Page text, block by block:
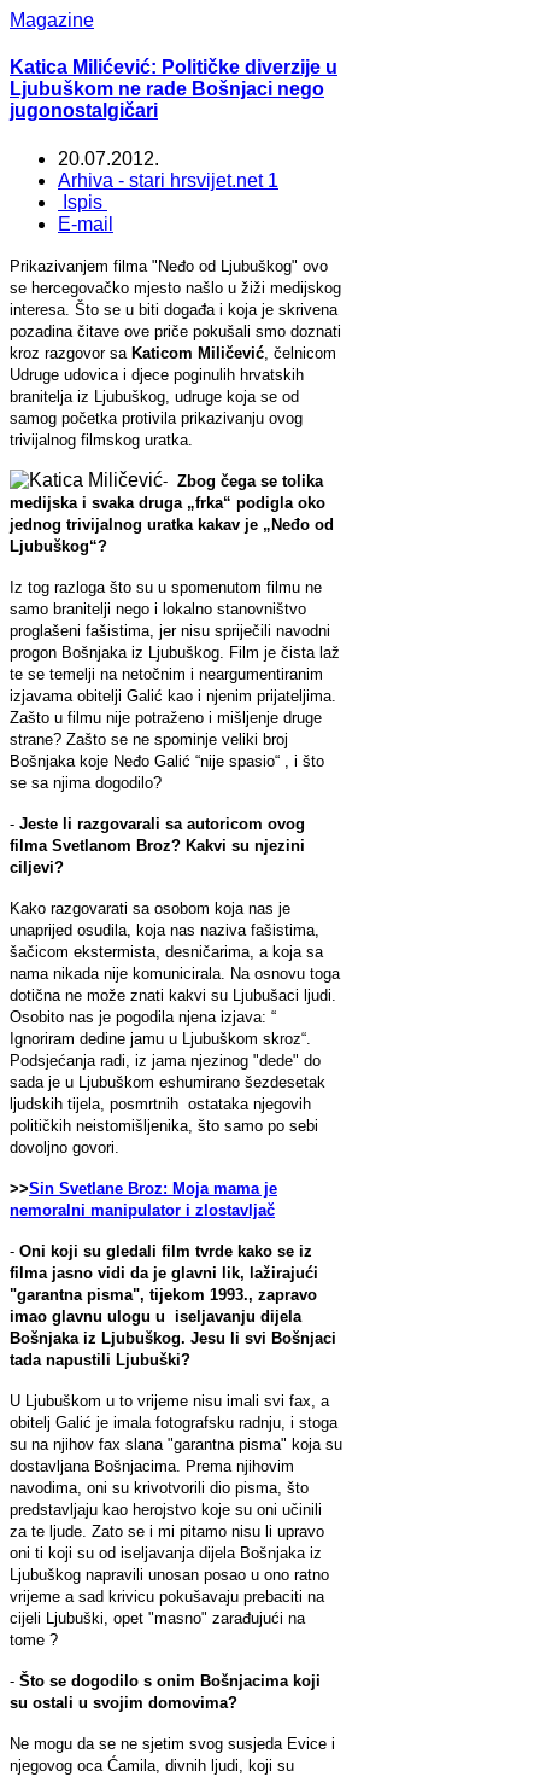
Magazine
Katica Milićević: Političke diverzije u
Ljubuškom ne rade Bošnjaci nego
jugonostalgičari
20.07.2012.
Arhiva - stari hrsvijet.net 1
Ispis
E-mail
Prikazivanjem filma "Neđo od Ljubuškog" ovo
se hercegovačko mjesto našlo u žiži medijskog
interesa. Što se u biti događa i koja je skrivena
pozadina čitave ove priče pokušali smo doznati
kroz razgovor sa Katicom Miličević , čelnicom
Udruge udovica i djece poginulih hrvatskih
branitelja iz Ljubuškog, udruge koja se od
samog početka protivila prikazivanju ovog
trivijalnog filmskog uratka.
- Zbog čega se tolika
medijska i svaka druga „frka“ podigla oko
jednog trivijalnog uratka kakav je „Neđo od
Ljubuškog“?
Iz tog razloga što su u spomenutom filmu ne
samo branitelji nego i lokalno stanovništvo
proglašeni fašistima, jer nisu spriječili navodni
progon Bošnjaka iz Ljubuškog. Film je čista laž
te se temelji na netočnim i neargumentiranim
izjavama obitelji Galić kao i njenim prijateljima.
Zašto u filmu nije potraženo i mišljenje druge
strane? Zašto se ne spominje veliki broj
Bošnjaka koje Neđo Galić “nije spasio“ , i što
se sa njima dogodilo?
- Jeste li razgovarali sa autoricom ovog
filma Svetlanom Broz? Kakvi su njezini
ciljevi?
Kako razgovarati sa osobom koja nas je
unaprijed osudila, koja nas naziva fašistima,
šačicom ekstermista, desničarima, a koja sa
nama nikada nije komunicirala. Na osnovu toga
dotična ne može znati kakvi su Ljubušaci ljudi.
Osobito nas je pogodila njena izjava: “
Ignoriram dedine jamu u Ljubuškom skroz“.
Podsjećanja radi, iz jama njezinog "dede" do
sada je u Ljubuškom eshumirano šezdesetak
ljudskih tijela, posmrtnih ostataka njegovih
političkih neistomišljenika, što samo po sebi
dovoljno govori.
>>Sin Svetlane Broz: Moja mama je
nemoralni manipulator i zlostavljač
- Oni koji su gledali film tvrde kako se iz
filma jasno vidi da je glavni lik, lažirajući
"garantna pisma", tijekom 1993., zapravo
imao glavnu ulogu u iseljavanju dijela
Bošnjaka iz Ljubuškog. Jesu li svi Bošnjaci
tada napustili Ljubuški?
U Ljubuškom u to vrijeme nisu imali svi fax, a
obitelj Galić je imala fotografsku radnju, i stoga
su na njihov fax slana "garantna pisma" koja su
dostavljana Bošnjacima. Prema njihovim
navodima, oni su krivotvorili dio pisma, što
predstavljaju kao herojstvo koje su oni učinili
za te ljude. Zato se i mi pitamo nisu li upravo
oni ti koji su od iseljavanja dijela Bošnjaka iz
Ljubuškog napravili unosan posao u ono ratno
vrijeme a sad krivicu pokušavaju prebaciti na
cijeli Ljubuški, opet "masno" zarađujući na
tome ?
- Što se dogodilo s onim Bošnjacima koji
su ostali u svojim domovima?
Ne mogu da se ne sjetim svog susjeda Evice i
njegovog oca Ćamila, divnih ljudi, koji su